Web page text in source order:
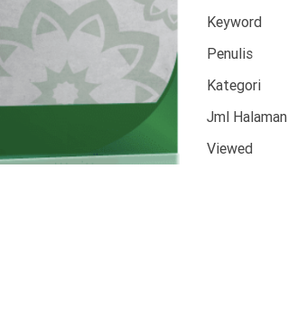
Keyword
Penulis
Kategori
Jml Halaman
Viewed